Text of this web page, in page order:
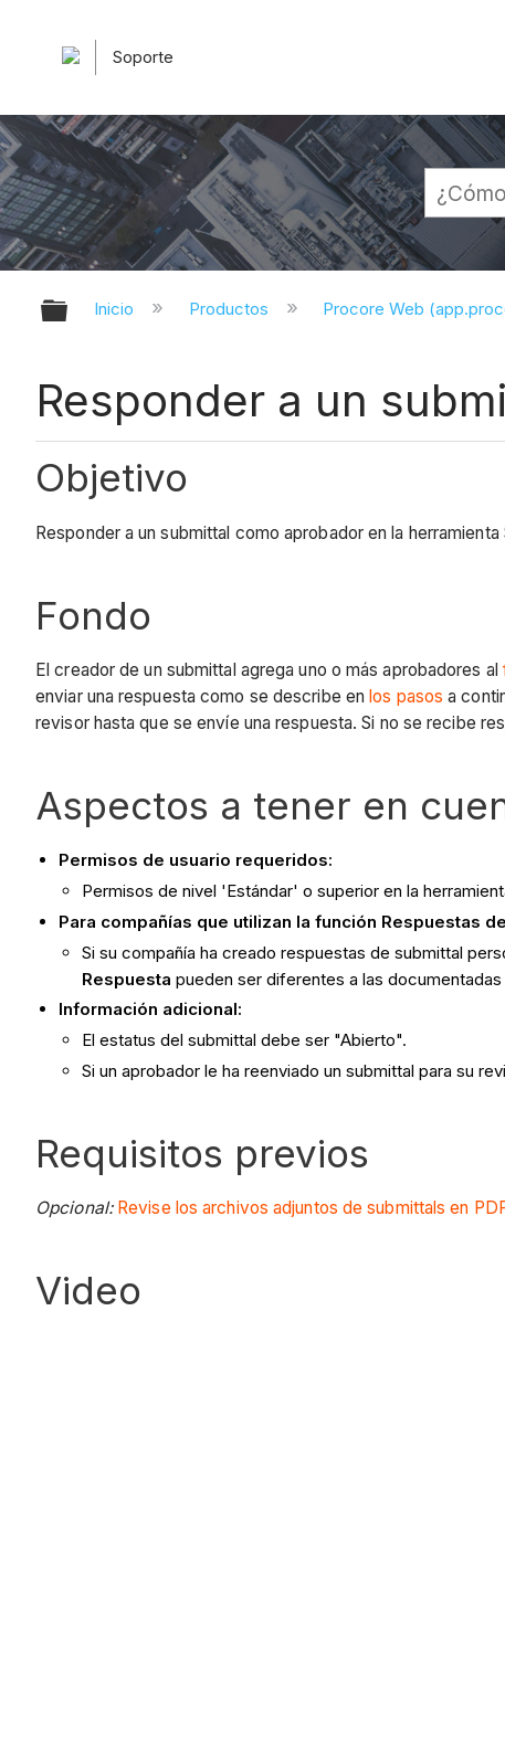
Soporte
Expandir/contraer jerarquía global
Inicio Productos Procore Web
Responder a un
Objetivo
Responder a un submittal como aprobador en la
Fondo
El creador de un submittal agrega uno o más aprobadores al
enviar una respuesta como se describe en los pasos a
revisor hasta que se envíe una respuesta. Si no se recibe
Aspectos a tener en
Permisos de usuario requeridos:
Permisos de nivel 'Estándar' o superior en la
Para compañías que utilizan la función Respuestas
Si su compañía ha creado respuestas de submittal
Respuesta pueden ser diferentes a las
Información adicional:
El estatus del submittal debe ser "Abierto".
Si un aprobador le ha reenviado un submittal para su
Requisitos previos
Opcional: Revise los archivos adjuntos de submittals en
Video